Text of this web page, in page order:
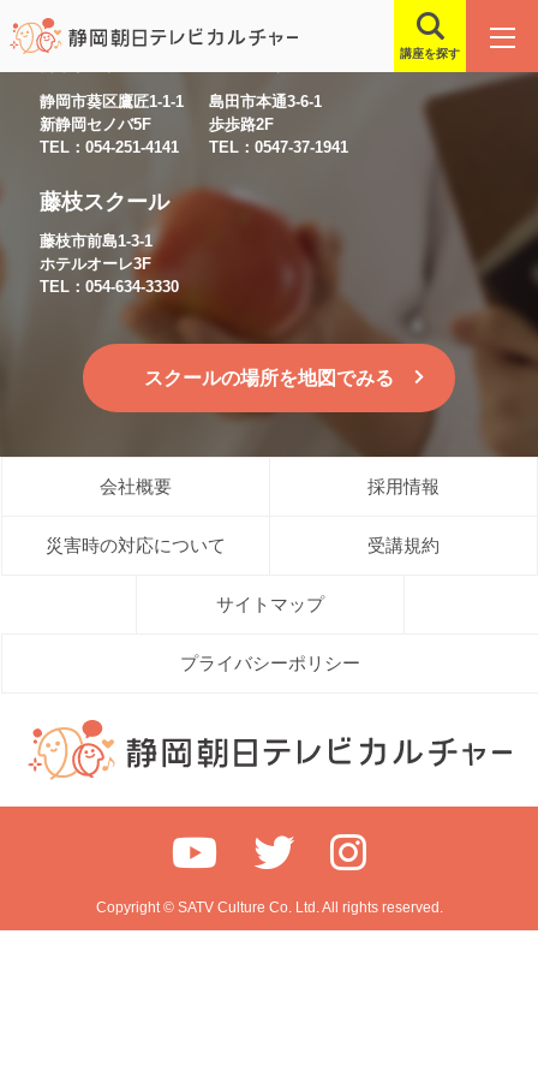
講座を探す
静岡市葵区鷹匠1-1-1
新静岡セノバ5F
TEL：054-251-4141
島田市本通3-6-1
歩歩路2F
TEL：0547-37-1941
藤枝スクール
藤枝市前島1-3-1
ホテルオーレ3F
TEL：054-634-3330
スクールの場所を地図でみる
会社概要 採用情報
災害時の対応について 受講規約
サイトマップ
プライバシーポリシー
Copyright © SATV Culture Co. Ltd. All rights reserved.